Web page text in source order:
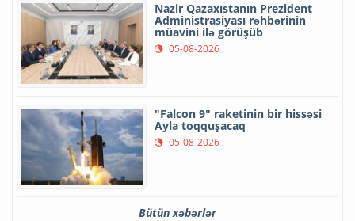
Nazir Qazaxıstanın Prezident
Administrasiyası rəhbərinin
müavini ilə görüşüb
05-08-2026
"Falcon 9" raketinin bir hissəsi
Ayla toqquşacaq
05-08-2026
Bütün xəbərlər